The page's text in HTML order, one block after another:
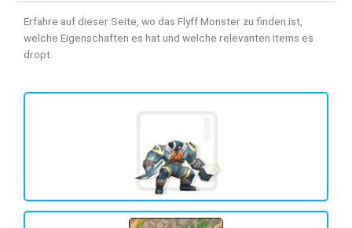
Erfahre auf dieser Seite, wo das Flyff Monster zu finden ist,
welche Eigenschaften es hat und welche relevanten Items es
dropt.